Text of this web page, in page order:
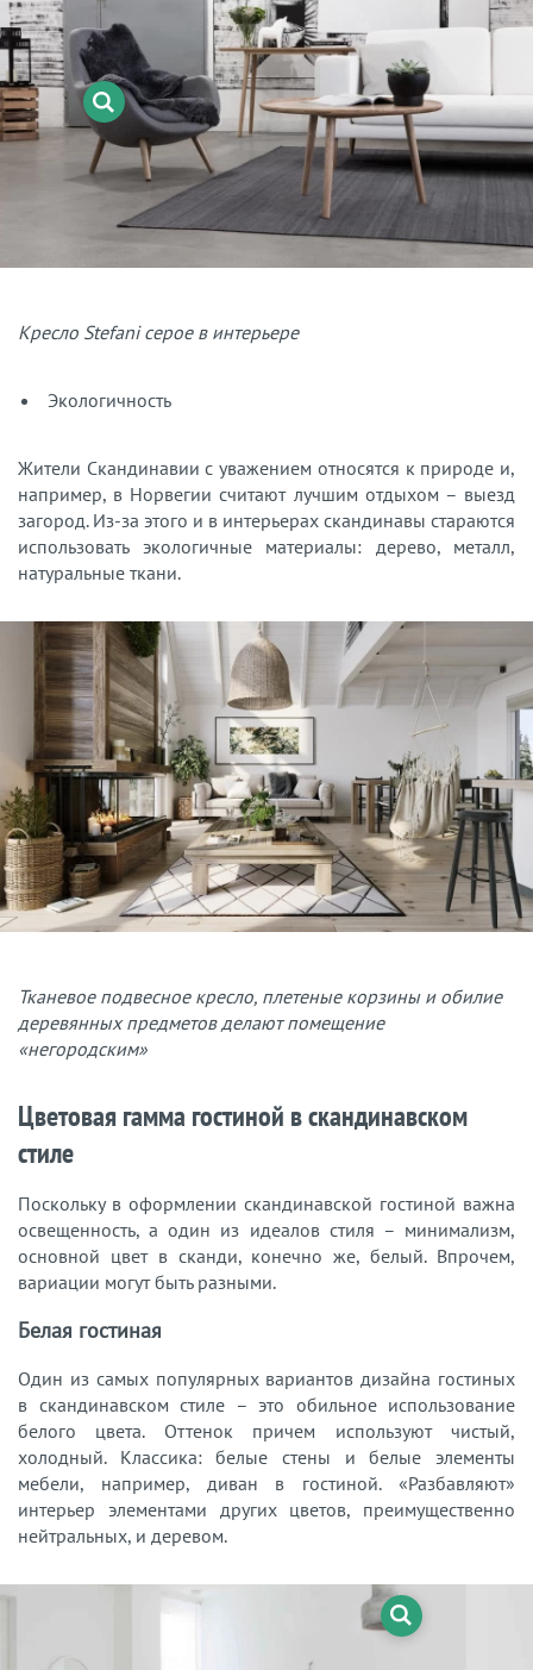
Кресло Stefani серое в интерьере
Экологичность
Жители Скандинавии с уважением относятся к природе и,
например, в Норвегии считают лучшим отдыхом – выезд
загород. Из-за этого и в интерьерах скандинавы стараются
использовать экологичные материалы: дерево, металл,
натуральные ткани.
Тканевое подвесное кресло, плетеные корзины и обилие
деревянных предметов делают помещение
«негородским»
Цветовая гамма гостиной в скандинавском
стиле
Поскольку в оформлении скандинавской гостиной важна
освещенность, а один из идеалов стиля – минимализм,
основной цвет в сканди, конечно же, белый. Впрочем,
вариации могут быть разными.
Белая гостиная
Один из самых популярных вариантов дизайна гостиных
в скандинавском стиле – это обильное использование
белого цвета. Оттенок причем используют чистый,
холодный. Классика: белые стены и белые элементы
мебели, например, диван в гостиной. «Разбавляют»
интерьер элементами других цветов, преимущественно
нейтральных, и деревом.